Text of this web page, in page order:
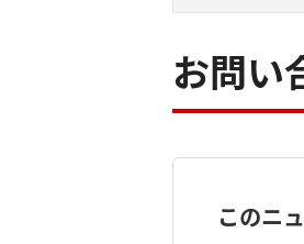
お問い
このニ